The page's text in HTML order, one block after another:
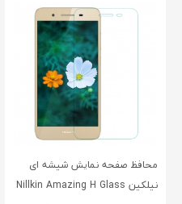
محافظ صفحه نمایش شیشه ای
نیلکین Nillkin Amazing H Glass